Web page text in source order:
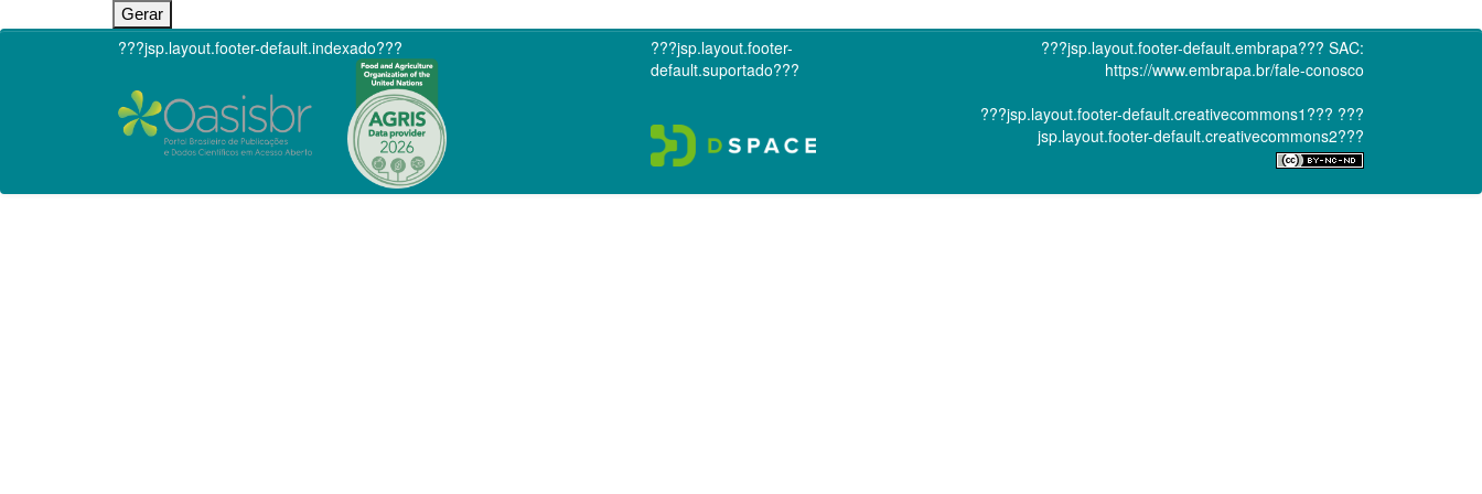
???jsp.layout.footer-default.indexado???
???jsp.layout.footer-
default.suportado???
???jsp.layout.footer-default.embrapa??? SAC:
https://www.embrapa.br/fale-conosco
???jsp.layout.footer-default.creativecommons1??? ???
jsp.layout.footer-default.creativecommons2???